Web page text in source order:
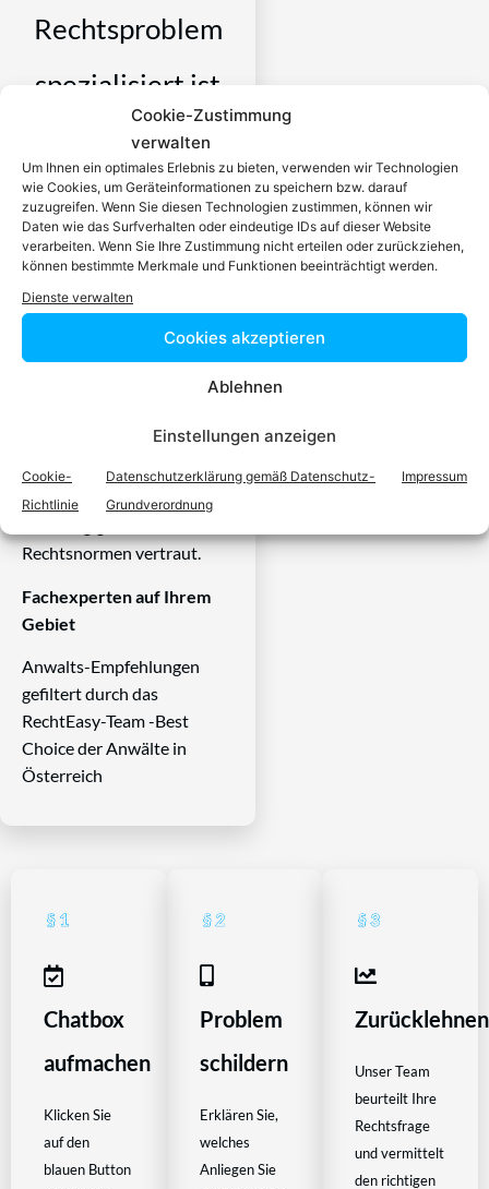
Cookie-Zustimmung
verwalten
Um Ihnen ein optimales Erlebnis zu bieten, verwenden wir Technologien
wie Cookies, um Geräteinformationen zu speichern bzw. darauf
zuzugreifen. Wenn Sie diesen Technologien zustimmen, können wir
Daten wie das Surfverhalten oder eindeutige IDs auf dieser Website
verarbeiten. Wenn Sie Ihre Zustimmung nicht erteilen oder zurückziehen,
können bestimmte Merkmale und Funktionen beeinträchtigt werden.
Dienste verwalten
Cookies akzeptieren
Ablehnen
Einstellungen anzeigen
Cookie-
Richtlinie
Datenschutzerklärung gemäß Datenschutz-
Grundverordnung
Impressum
Rechtsproblem
spezialisiert ist
Ein zugelassener Anwalt /
eine zugelassen Anwältin ist
dafür da, über Rechtsfragen
zu beraten und Klienten vor
Gericht zu vertreten. Es ist
Dienstleistungen im Bereich
der Rechtsberatung zu
erbringen und Klienten vor
Herausforderungen dieses
Systems und ist mit allen
Rechtsnormen vertraut.
Fachexperten auf Ihrem
Gebiet
Anwalts-Empfehlungen
gefiltert durch das
RechtEasy-Team -Best
Choice der Anwälte in
Österreich
Chatbox
aufmachen
Klicken Sie
auf den
blauen Button
Problem
schildern
Erklären Sie,
welches
Anliegen Sie
Zurücklehnen
Unser Team
beurteilt Ihre
Rechtsfrage
und vermittelt
den richtigen